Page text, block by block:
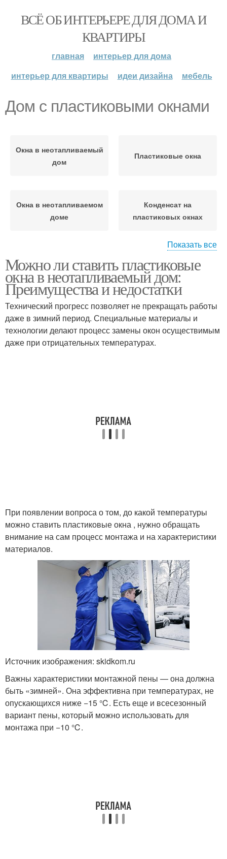
ВСЁ ОБ ИНТЕРЬЕРЕ ДЛЯ ДОМА И
КВАРТИРЫ
главная
интерьер для дома
интерьер для квартиры
идеи дизайна мебель
Дом с пластиковыми окнами
Окна в неотапливаемый
дом
Пластиковые окна
Окна в неотапливаемом
доме
Конденсат на
пластиковых окнах
Дачный дом Окна для дачи
Окна на влажность
Вентиляция в
неотапливаемом доме
Показать все
Можно ли ставить пластиковые
окна в неотапливаемый дом:
Преимущества и недостатки
Технический прогресс позволяет не прекращать работы
даже в зимний период. Специальные материалы и
технологии делают процесс замены окон осуществимым
даже при отрицательных температурах.
При появлении вопроса о том, до какой температуры
можно ставить пластиковые окна , нужно обращать
внимание на сам процесс монтажа и на характеристики
материалов.
Источник изображения: skidkom.ru
Важны характеристики монтажной пены — она должна
быть «зимней». Она эффективна при температурах, не
опускающихся ниже −15 ℃. Есть еще и всесезонный
вариант пены, который можно использовать для
монтажа при −10 ℃.